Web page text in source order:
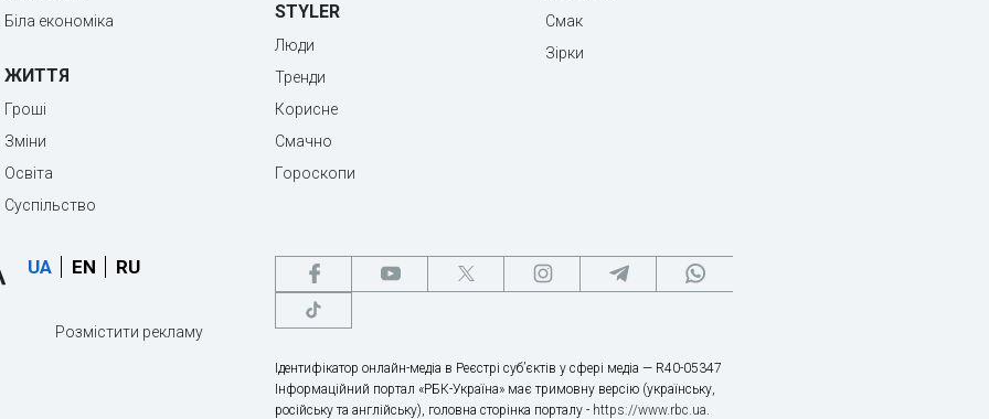
Біла економіка
ЖИТТЯ
Гроші
Зміни
Освіта
Суспільство
STYLER
Люди
Тренди
Корисне
Смачно
Гороскопи
Смак
Зірки
UA EN RU
Розмістити рекламу
Ідентифікатор онлайн-медіа в Реєстрі суб’єктів у сфері медіа — R40-05347
Інформаційний портал «РБК-Україна» має тримовну версію (українську,
російську та англійську), головна сторінка порталу - https://www.rbc.ua.